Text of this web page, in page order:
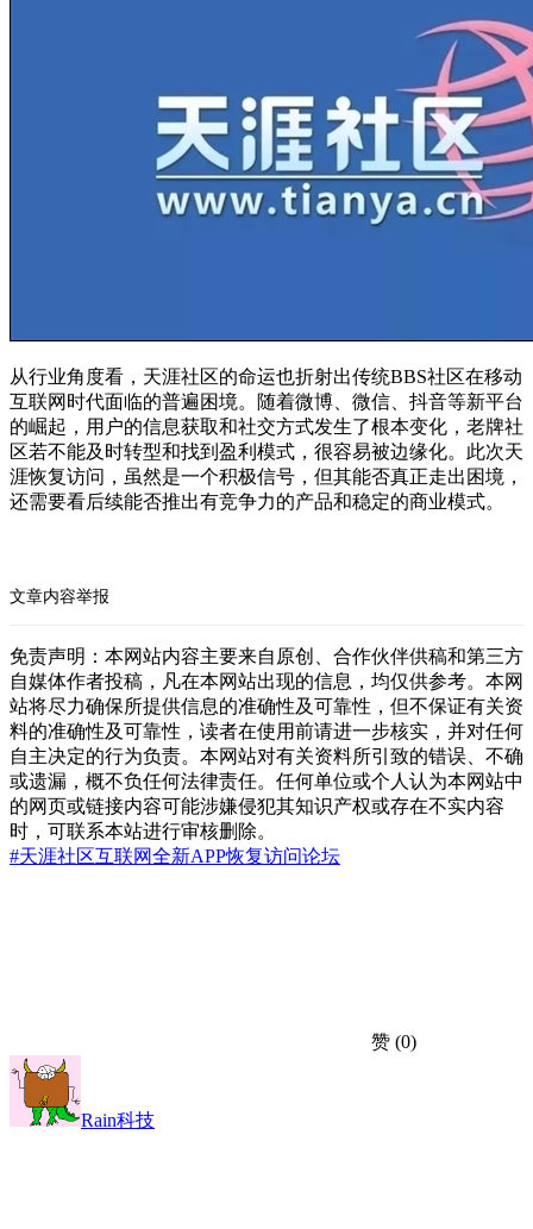
从行业角度看，天涯社区的命运也折射出传统BBS社区在移动
互联网时代面临的普遍困境。随着微博、微信、抖音等新平台
的崛起，用户的信息获取和社交方式发生了根本变化，老牌社
区若不能及时转型和找到盈利模式，很容易被边缘化。此次天
涯恢复访问，虽然是一个积极信号，但其能否真正走出困境，
还需要看后续能否推出有竞争力的产品和稳定的商业模式。
文章内容举报
免责声明：本网站内容主要来自原创、合作伙伴供稿和第三方
自媒体作者投稿，凡在本网站出现的信息，均仅供参考。本网
站将尽力确保所提供信息的准确性及可靠性，但不保证有关资
料的准确性及可靠性，读者在使用前请进一步核实，并对任何
自主决定的行为负责。本网站对有关资料所引致的错误、不确
或遗漏，概不负任何法律责任。任何单位或个人认为本网站中
的网页或链接内容可能涉嫌侵犯其知识产权或存在不实内容
时，可联系本站进行审核删除。
#天涯社区互联网全新APP恢复访问论坛
赞 (0)
Rain科技